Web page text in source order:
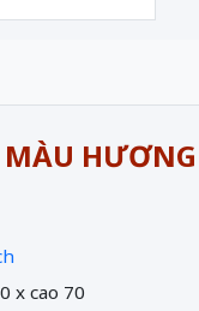
x cao 70